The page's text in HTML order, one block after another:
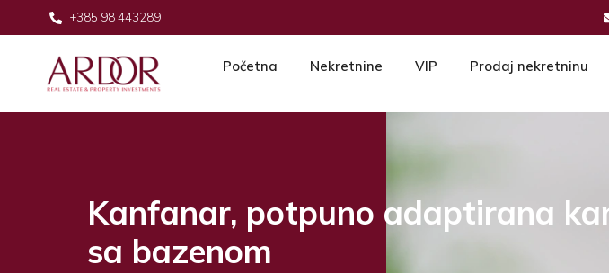
+385 98 443289
Početna Nekretnine VIP Prodaj nekretninu
Kanfanar, potpuno adaptirana
sa bazenom